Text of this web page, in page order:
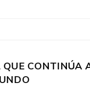
QUE CONTINÚA